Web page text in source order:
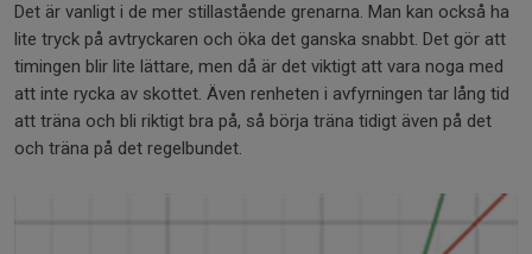
Det är vanligt i de mer stillastående grenarna. Man kan också ha
lite tryck på avtryckaren och öka det ganska snabbt. Det gör att
timingen blir lite lättare, men då är det viktigt att vara noga med
att inte rycka av skottet. Även renheten i avfyrningen tar lång tid
att träna och bli riktigt bra på, så börja träna tidigt även på det
och träna på det regelbundet.